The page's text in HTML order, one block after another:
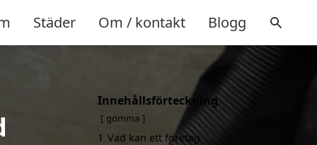
Städer Om / kontakt Blogg
Innehållsförteckning
gömma
1 Vad kan ett företag